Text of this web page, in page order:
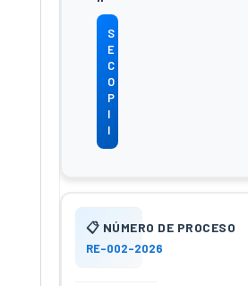
S
E
C
O
P
I
I
RE-002-2026